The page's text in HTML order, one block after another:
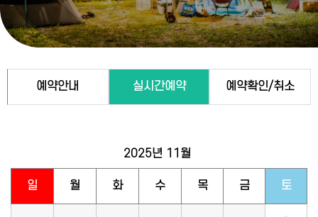
예약안내 실시간예약 예약확인/취소
2025년 11월
일 월 화 수 목 금 토